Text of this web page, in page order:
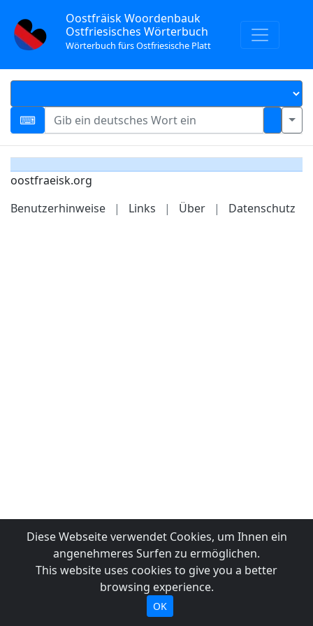
Oostfräisk Woordenbauk
Ostfriesisches Wörterbuch
Wörterbuch fürs Ostfriesische Platt
oostfraeisk.org
Benutzerhinweise
| Links | Über | Datenschutz
Diese Webseite verwendet Cookies, um Ihnen ein
angenehmeres Surfen zu ermöglichen.
This website uses cookies to give you a better
browsing experience.
OK